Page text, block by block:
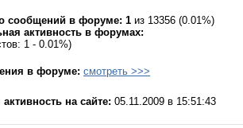
сообщений в форуме: 1 из 13356 (0.01%)
активность в форумах:
1 - 0.01%)
в форуме: смотреть >>>
на сайте: 05.11.2009 в 15:51:43